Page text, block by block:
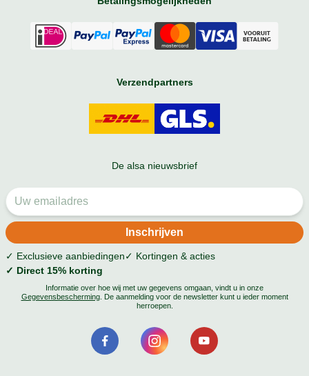
Verzendpartners
De alsa nieuwsbrief
✓ Exclusieve aanbiedingen✓ Kortingen & acties
✓ Direct 15% korting
Informatie over hoe wij met uw gegevens omgaan, vindt u in onze
Gegevensbescherming. De aanmelding voor de newsletter kunt u ieder moment
herroepen.